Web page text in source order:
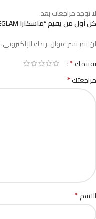
لا توجد مراجعات بعد.
كن أول من يقيم “ماسكارا SHEGLAM”
لن يتم نشر عنوان بريدك الإلكتروني.
تقييمك*
مراجعتك*
الاسم*